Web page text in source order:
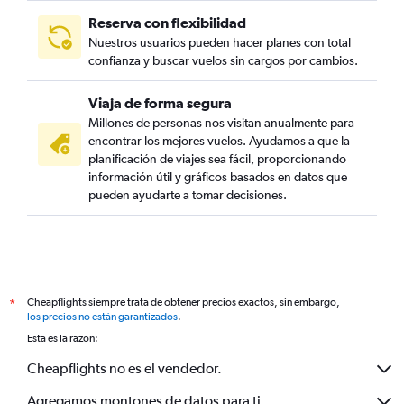
Reserva con flexibilidad
Nuestros usuarios pueden hacer planes con total
confianza y buscar vuelos sin cargos por cambios.
Viaja de forma segura
Millones de personas nos visitan anualmente para
encontrar los mejores vuelos. Ayudamos a que la
planificación de viajes sea fácil, proporcionando
información útil y gráficos basados en datos que
pueden ayudarte a tomar decisiones.
*
Cheapflights siempre trata de obtener precios exactos, sin embargo,
los precios no están garantizados.
Esta es la razón:
Cheapflights no es el vendedor.